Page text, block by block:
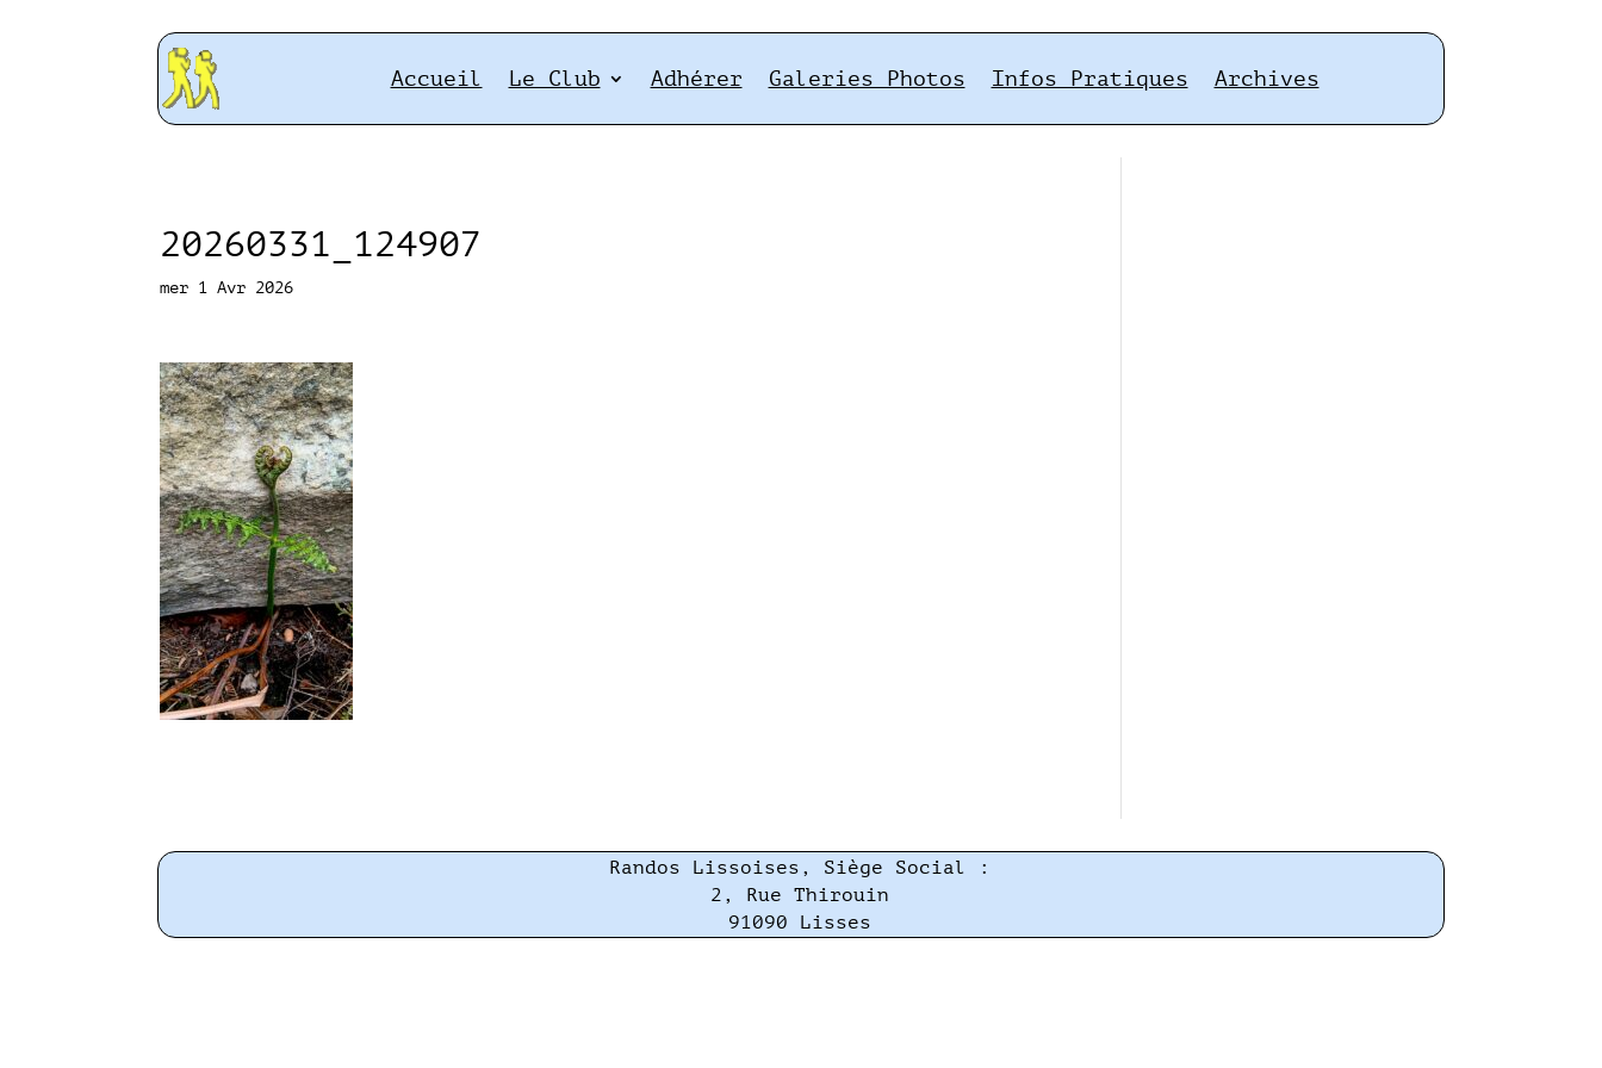
Accueil Le Club Adhérer Galeries Photos Infos Pratiques Archives
20260331_124907
mer 1 Avr 2026
Randos Lissoises, Siège Social :
2, Rue Thirouin
91090 Lisses